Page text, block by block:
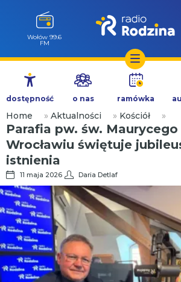
Przejdź
treści
Wołów 99.6
FM
dostępność o nas ramówka
Home » Aktualności » Kościół »
Parafia pw. św.
Wrocławiu świętuje
istnienia
11 maja 2026 Daria Detlaf